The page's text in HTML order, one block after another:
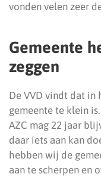
vonden velen zeer
Gemeente
zeggen
De VVD vindt dat
gemeente te klein
AZC mag 22 jaar
daar iets aan kan
hebben wij de
aan te scherpen en